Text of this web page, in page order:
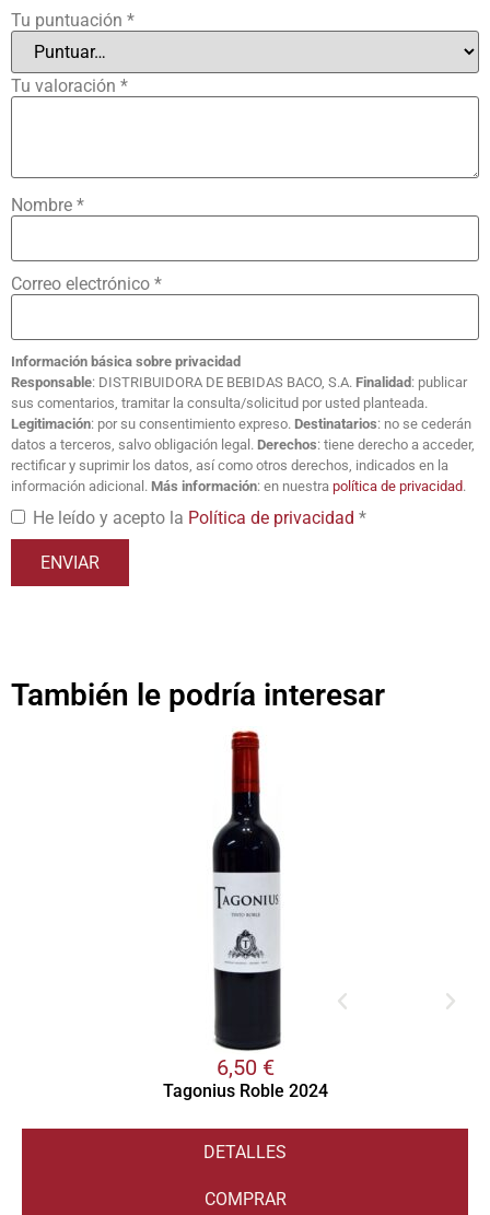
Tu puntuación *
Tu valoración *
Nombre *
Correo electrónico *
Información básica sobre privacidad
Responsable: DISTRIBUIDORA DE BEBIDAS BACO, S.A. Finalidad : publicar
sus comentarios, tramitar la consulta/solicitud por usted planteada.
Legitimación: por su consentimiento expreso. Destinatarios: no se cederán
datos a terceros, salvo obligación legal. Derechos: tiene derecho a acceder,
rectificar y suprimir los datos, así como otros derechos, indicados en la
información adicional. Más información: en nuestra política de privacidad.
He leído y acepto la Política de privacidad *
También le podría interesar
6,50 €
Tagonius Roble 2024
DETALLES
COMPRAR